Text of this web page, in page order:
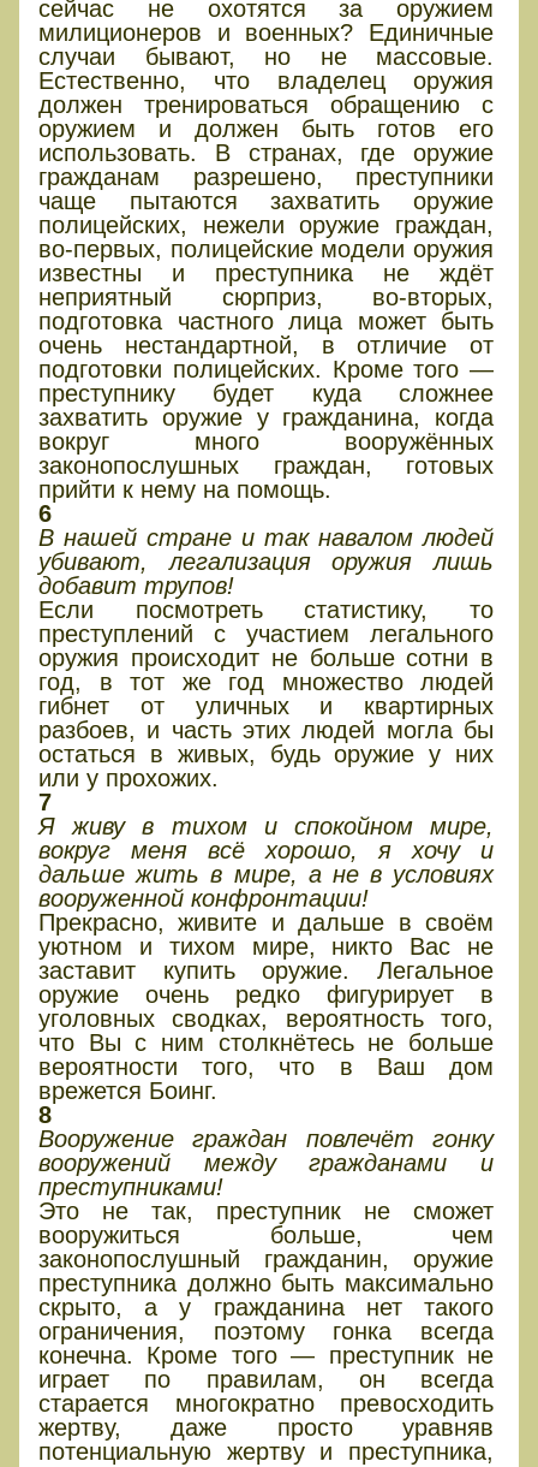
сейчас не охотятся за оружием
милиционеров и военных? Единичные
случаи бывают, но не массовые.
Естественно, что владелец оружия
должен тренироваться обращению с
оружием и должен быть готов его
использовать. В странах, где оружие
гражданам разрешено, преступники
чаще пытаются захватить оружие
полицейских, нежели оружие граждан,
во-первых, полицейские модели оружия
известны и преступника не ждёт
неприятный сюрприз, во-вторых,
подготовка частного лица может быть
очень нестандартной, в отличие от
подготовки полицейских. Кроме того —
преступнику будет куда сложнее
захватить оружие у гражданина, когда
вокруг много вооружённых
законопослушных граждан, готовых
прийти к нему на помощь.
6
В нашей стране и так навалом людей
убивают, легализация оружия лишь
добавит трупов!
Если посмотреть статистику, то
преступлений с участием легального
оружия происходит не больше сотни в
год, в тот же год множество людей
гибнет от уличных и квартирных
разбоев, и часть этих людей могла бы
остаться в живых, будь оружие у них
или у прохожих.
7
Я живу в тихом и спокойном мире,
вокруг меня всё хорошо, я хочу и
дальше жить в мире, а не в условиях
вооруженной конфронтации!
Прекрасно, живите и дальше в своём
уютном и тихом мире, никто Вас не
заставит купить оружие. Легальное
оружие очень редко фигурирует в
уголовных сводках, вероятность того,
что Вы с ним столкнётесь не больше
вероятности того, что в Ваш дом
врежется Боинг.
8
Вооружение граждан повлечёт гонку
вооружений между гражданами и
преступниками!
Это не так, преступник не сможет
вооружиться больше, чем
законопослушный гражданин, оружие
преступника должно быть максимально
скрыто, а у гражданина нет такого
ограничения, поэтому гонка всегда
конечна. Кроме того — преступник не
играет по правилам, он всегда
старается многократно превосходить
жертву, даже просто уравняв
потенциальную жертву и преступника,